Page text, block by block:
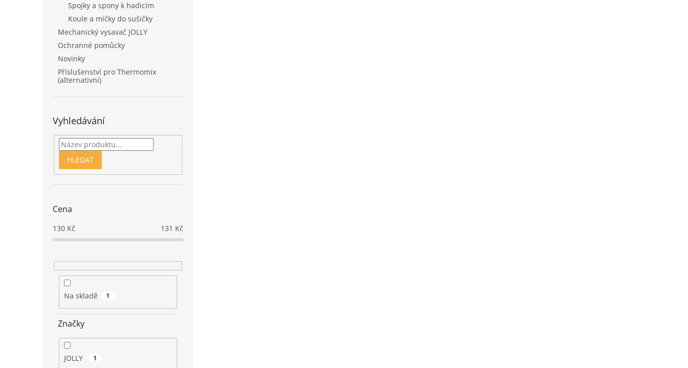
Spojky a spony k hadicím
Koule a míčky do sušičky
Mechanický vysavač JOLLY
Ochranné pomůcky
Novinky
Příslušenství pro Thermomix
(alternativní)
Vyhledávání
HLEDAT
Cena
130 Kč 131 Kč
Na skladě 1
Značky
JOLLY 1